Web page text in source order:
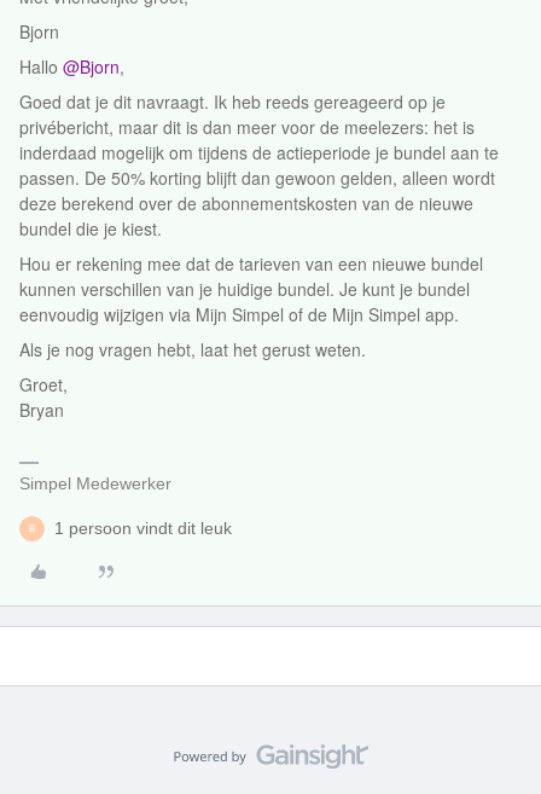
Bjorn
Hallo ​ @Bjorn,
Goed dat je dit navraagt. Ik heb reeds gereageerd op je
privébericht, maar dit is dan meer voor de meelezers: het is
inderdaad mogelijk om tijdens de actieperiode je bundel aan te
passen. De 50% korting blijft dan gewoon gelden, alleen wordt
deze berekend over de abonnementskosten van de nieuwe
bundel die je kiest.
Hou er rekening mee dat de tarieven van een nieuwe bundel
kunnen verschillen van je huidige bundel. Je kunt je bundel
eenvoudig wijzigen via Mijn Simpel of de Mijn Simpel app.
Als je nog vragen hebt, laat het gerust weten.
Groet,
Bryan
Simpel Medewerker
B 1 persoon vindt dit leuk